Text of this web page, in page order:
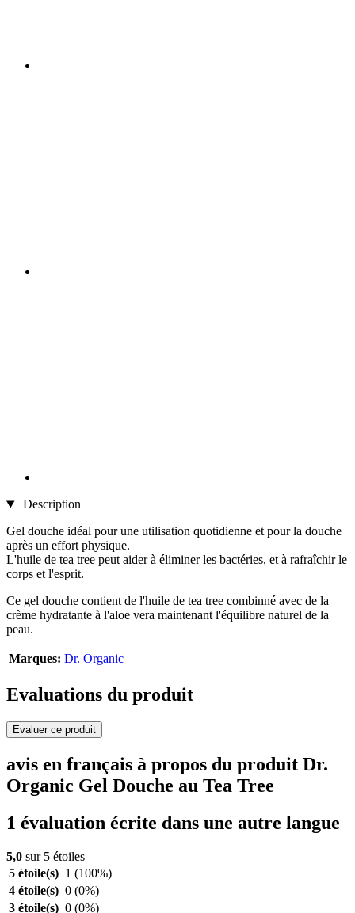
Description
Gel douche idéal pour une utilisation quotidienne et pour la douche
après un effort physique.
L'huile de tea tree peut aider à éliminer les bactéries, et à rafraîchir le
corps et l'esprit.
Ce gel douche contient de l'huile de tea tree combinné avec de la
crème hydratante à l'aloe vera maintenant l'équilibre naturel de la
peau.
Marques: Dr. Organic
Evaluations du produit
Evaluer ce produit
avis en français à propos du produit Dr.
Organic Gel Douche au Tea Tree
1 évaluation écrite dans une autre langue
5,0 sur 5 étoiles
5 étoile(s) 1 (100%)
4 étoile(s) 0 (0%)
3 étoile(s) 0 (0%)